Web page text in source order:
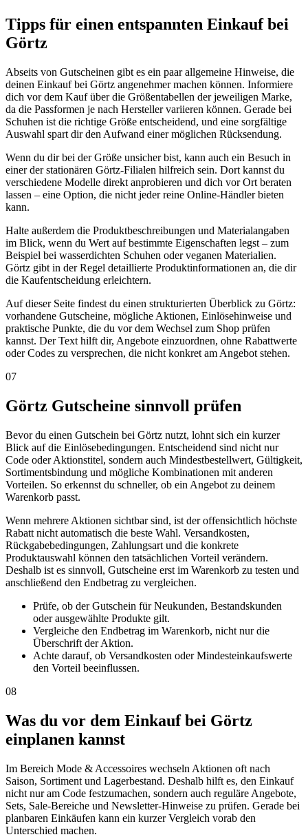
Tipps für einen entspannten Einkauf bei
Görtz
Abseits von Gutscheinen gibt es ein paar allgemeine Hinweise, die
deinen Einkauf bei Görtz angenehmer machen können. Informiere
dich vor dem Kauf über die Größentabellen der jeweiligen Marke,
da die Passformen je nach Hersteller variieren können. Gerade bei
Schuhen ist die richtige Größe entscheidend, und eine sorgfältige
Auswahl spart dir den Aufwand einer möglichen Rücksendung.
Wenn du dir bei der Größe unsicher bist, kann auch ein Besuch in
einer der stationären Görtz-Filialen hilfreich sein. Dort kannst du
verschiedene Modelle direkt anprobieren und dich vor Ort beraten
lassen – eine Option, die nicht jeder reine Online-Händler bieten
kann.
Halte außerdem die Produktbeschreibungen und Materialangaben
im Blick, wenn du Wert auf bestimmte Eigenschaften legst – zum
Beispiel bei wasserdichten Schuhen oder veganen Materialien.
Görtz gibt in der Regel detaillierte Produktinformationen an, die dir
die Kaufentscheidung erleichtern.
Auf dieser Seite findest du einen strukturierten Überblick zu Görtz:
vorhandene Gutscheine, mögliche Aktionen, Einlösehinweise und
praktische Punkte, die du vor dem Wechsel zum Shop prüfen
kannst. Der Text hilft dir, Angebote einzuordnen, ohne Rabattwerte
oder Codes zu versprechen, die nicht konkret am Angebot stehen.
07
Görtz Gutscheine sinnvoll prüfen
Bevor du einen Gutschein bei Görtz nutzt, lohnt sich ein kurzer
Blick auf die Einlösebedingungen. Entscheidend sind nicht nur
Code oder Aktionstitel, sondern auch Mindestbestellwert, Gültigkeit,
Sortimentsbindung und mögliche Kombinationen mit anderen
Vorteilen. So erkennst du schneller, ob ein Angebot zu deinem
Warenkorb passt.
Wenn mehrere Aktionen sichtbar sind, ist der offensichtlich höchste
Rabatt nicht automatisch die beste Wahl. Versandkosten,
Rückgabebedingungen, Zahlungsart und die konkrete
Produktauswahl können den tatsächlichen Vorteil verändern.
Deshalb ist es sinnvoll, Gutscheine erst im Warenkorb zu testen und
anschließend den Endbetrag zu vergleichen.
Prüfe, ob der Gutschein für Neukunden, Bestandskunden
oder ausgewählte Produkte gilt.
Vergleiche den Endbetrag im Warenkorb, nicht nur die
Überschrift der Aktion.
Achte darauf, ob Versandkosten oder Mindesteinkaufswerte
den Vorteil beeinflussen.
08
Was du vor dem Einkauf bei Görtz
einplanen kannst
Im Bereich Mode & Accessoires wechseln Aktionen oft nach
Saison, Sortiment und Lagerbestand. Deshalb hilft es, den Einkauf
nicht nur am Code festzumachen, sondern auch reguläre Angebote,
Sets, Sale-Bereiche und Newsletter-Hinweise zu prüfen. Gerade bei
planbaren Einkäufen kann ein kurzer Vergleich vorab den
Unterschied machen.